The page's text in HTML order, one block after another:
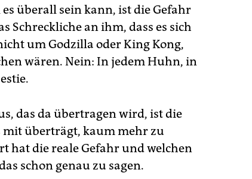
überall sein kann, ist die Gefahr
Schreckliche an ihm, dass es sich
um Godzilla oder King Kong,
wären. Nein: In jedem Huhn, in
das da übertragen wird, ist die
mit überträgt, kaum mehr zu
hat die reale Gefahr und welchen
schon genau zu sagen.